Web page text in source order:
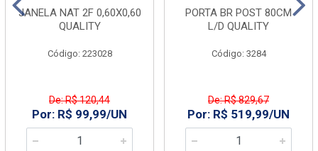
JANELA NAT 2F 0,60X0,60
QUALITY
Código: 223028
De: R$ 120,44
Por: R$ 99,99/UN
PORTA BR POST 80CM
L/D QUALITY
Código: 3284
De: R$ 829,67
Por: R$ 519,99/UN